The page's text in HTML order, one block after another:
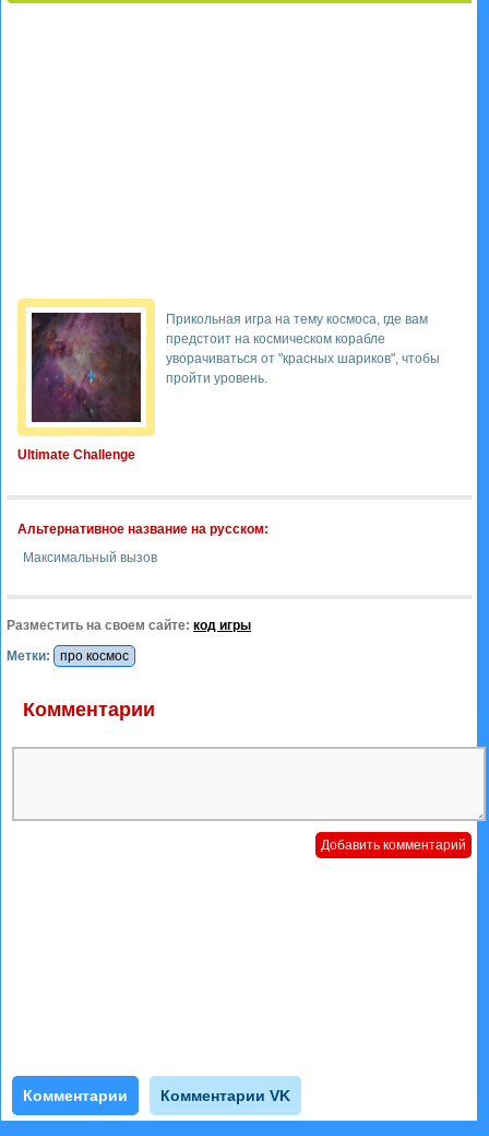
Ultimate Challenge
Прикольная игра на тему космоса, где вам
предстоит на космическом корабле
уворачиваться от "красных шариков", чтобы
пройти уровень.
Альтернативное название на русском:
Максимальный вызов
Разместить на своем сайте: код игры
Метки:
про космос
Комментарии
Комментарии Комментарии VK